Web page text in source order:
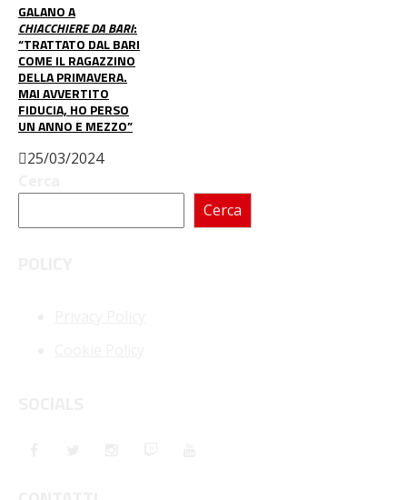
GALANO A
CHIACCHIERE DA BARI:
“TRATTATO DAL BARI
COME IL RAGAZZINO
DELLA PRIMAVERA.
MAI AVVERTITO
FIDUCIA, HO PERSO
UN ANNO E MEZZO”
25/03/2024
Cerca